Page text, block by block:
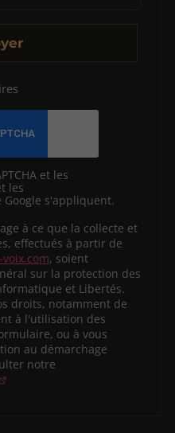
et les
les
Google s'appliquent.
à ce que la collecte et
effectués à partir de
, soient
sur la protection des
et Libertés.
droits, notamment de
à l'utilisation des
ou à vous
au démarchage
notre